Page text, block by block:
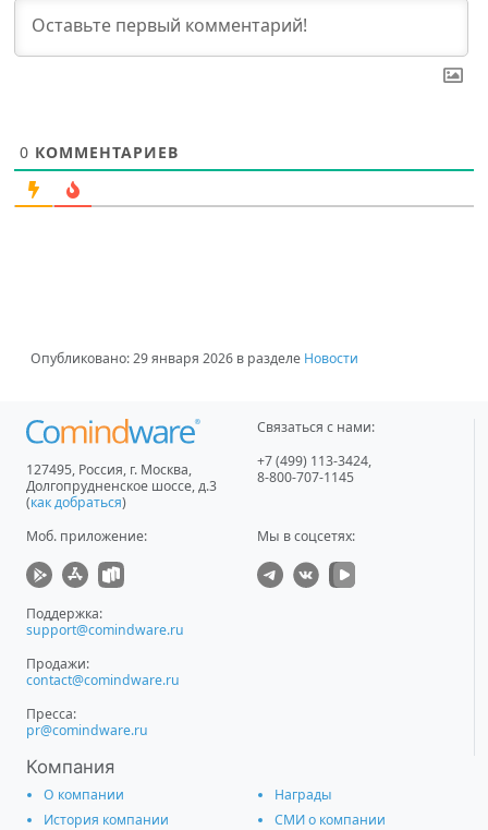
0 КОММЕНТАРИЕВ
Опубликовано:29 января 2026 в разделе Новости
127495, Россия, г. Москва,
Долгопрудненское шоссе, д.3
(как добраться)
Связаться с нами:
+7 (499) 113-3424,
8-800-707-1145
Моб. приложение: Мы в соцсетях:
Поддержка:
support@comindware.ru
Продажи:
contact@comindware.ru
Пресса:
pr@comindware.ru
Компания
О компании
История компании
Награды
СМИ о компании